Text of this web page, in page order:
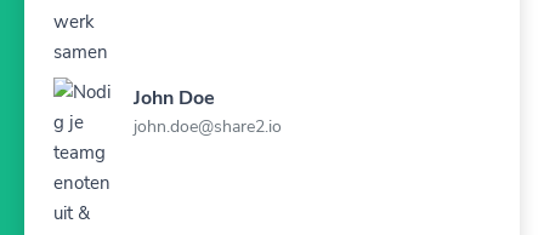
John Doe
john.doe@share2.io